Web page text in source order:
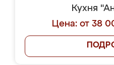
Кухня
Цена: от 38